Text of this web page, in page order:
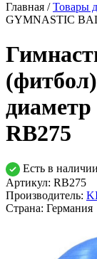
Главная /Товары
GYMNASTIC
RB275
Есть в наличии
Артикул: RB275
Производитель:
Страна: Германия